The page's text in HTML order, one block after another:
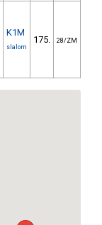
K1M
slalom
175. 28/ZM